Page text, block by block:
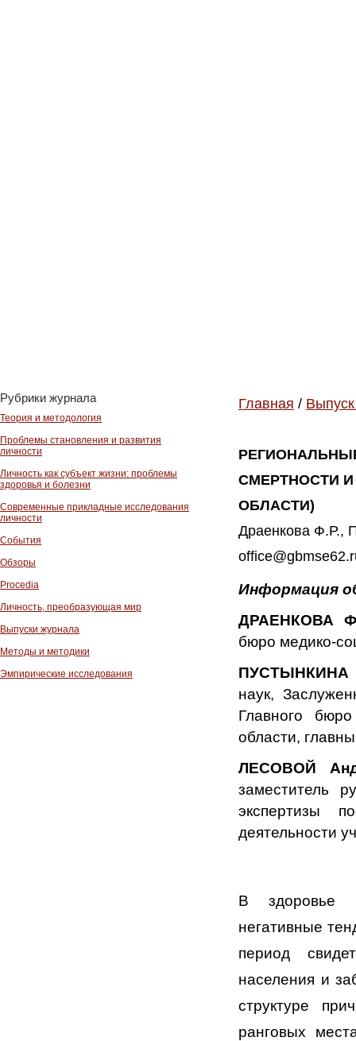
Рубрики журнала
Теория и методология
Проблемы становления и развития
личности
Личность как субъект жизни: проблемы
здоровья и болезни
Современные прикладные исследования
личности
События
Обзоры
Procedia
Личность, преобразующая мир
Выпуски журнала
Методы и методики
Эмпирические исследования
Главная /
СМЕРТНОСТИ
ОБЛАСТИ)
Драенкова Ф.Р.,
Информация
ДРАЕНКОВА
бюро медико-
ПУСТЫНКИНА
наук,
Главного
области,
ЛЕСОВОЙ
заместитель
экспертизы
деятельности
В здоровье
негативные
период
населения и
структуре
ранговых